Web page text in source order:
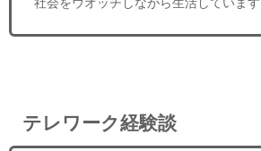
テレワーク経験談